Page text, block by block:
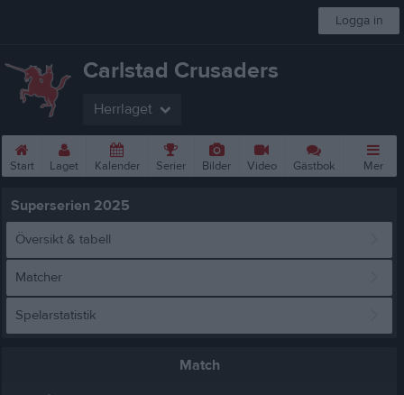
Logga in
Carlstad Crusaders
Herrlaget
Start Laget Kalender Serier Bilder Video Gästbok Mer
Superserien 2025
Översikt & tabell
Matcher
Spelarstatistik
Match